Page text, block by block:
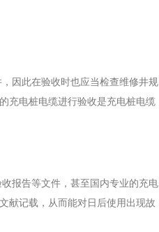
因此在验收时也应当检查维修井规
充电桩电缆进行验收是充电桩电缆
报告等文件，甚至国内专业的充电
献记载，从而能对日后使用出现故